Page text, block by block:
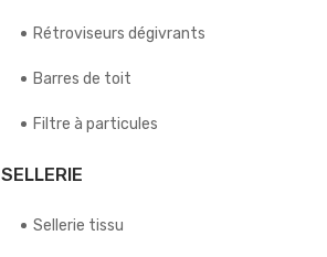
Rétroviseurs dégivrants
Barres de toit
Filtre à particules
SELLERIE
Sellerie tissu